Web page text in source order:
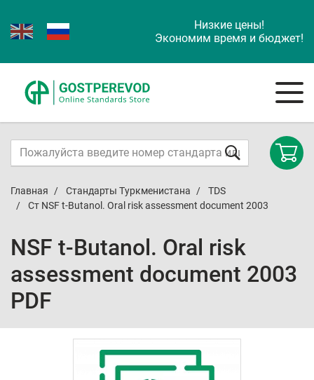
Низкие цены!
Экономим время и бюджет!
Главная Стандарты Туркменистана
TDS
Ст NSF t-Butanol. Oral risk assessment document 2003
NSF t-Butanol. Oral risk
assessment document 2003
PDF